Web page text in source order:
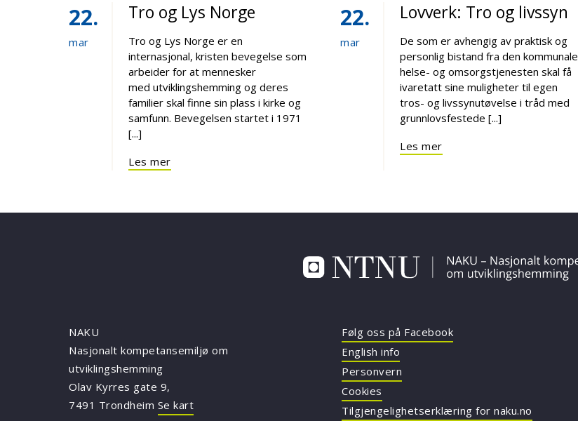
22
mar
Tro og Lys Norge
Tro og Lys Norge er en
internasjonal, kristen bevegelse som
arbeider for at mennesker
med utviklingshemming og deres
familier skal finne sin plass i kirke og
samfunn. Bevegelsen startet i 1971
[...]
Les mer
22
mar
Lovverk: Tro og livssyn
De som er avhengig av praktisk og
personlig bistand fra den kommunale
helse- og omsorgstjenesten skal få
ivaretatt sine muligheter til egen
tros- og livssynutøvelse i tråd med
grunnlovsfestede [...]
Les mer
NAKU
Nasjonalt kompetansemiljø om
utviklingshemming
Olav Kyrres gate 9,
7491 Trondheim Se kart
Følg oss på Facebook
English info
Personvern
Cookies
Tilgjengelighetserklæring for naku.no